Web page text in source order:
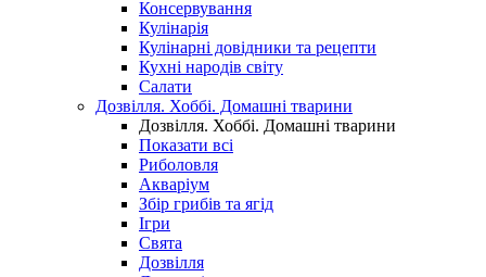
Консервування
Кулінарія
Кулінарні довідники та рецепти
Кухні народів світу
Салати
Дозвілля. Хоббі. Домашні тварини
Дозвілля. Хоббі. Домашні тварини
Показати всі
Риболовля
Акваріум
Збір грибів та ягід
Ігри
Свята
Дозвілля